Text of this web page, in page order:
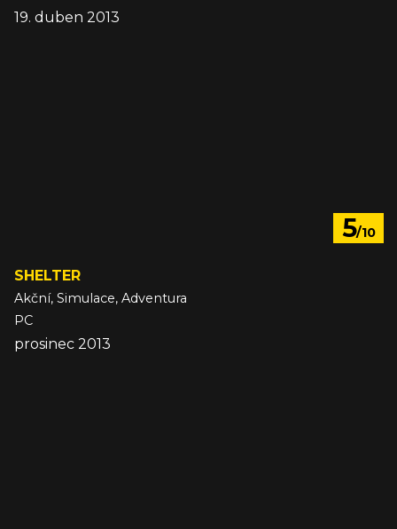
19. duben 2013
5/10
SHELTER
Akční, Simulace, Adventura
PC
prosinec 2013